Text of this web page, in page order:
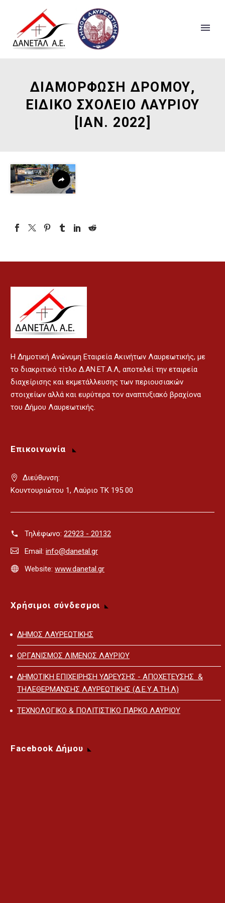
ΔΙΑΜΟΡΦΩΣΗ ΔΡΟΜΟΥ,
ΕΙΔΙΚΟ ΣΧΟΛΕΙΟ ΛΑΥΡΙΟΥ
[ΙΑΝ. 2022]
H Δημοτική Ανώνυμη Εταιρεία Ακινήτων Λαυρεωτικής, με
το διακριτικό τίτλο Δ.ΑΝ.ΕΤ.Α.Λ, αποτελεί την εταιρεία
διαχείρισης και εκμετάλλευσης των περιουσιακών
στοιχείων αλλά και ευρύτερα τον αναπτυξιακό βραχίονα
του Δήμου Λαυρεωτικής.
Επικοινωνία
Διεύθυνση:
Κουντουριώτου 1, Λαύριο ΤΚ 195 00
Τηλέφωνο: 22923 - 20132
Email: info@danetal.gr
Website: www.danetal.gr
Χρήσιμοι σύνδεσμοι
ΔΗΜΟΣ ΛΑΥΡΕΩΤΙΚΗΣ
ΟΡΓΑΝΙΣΜΟΣ ΛΙΜΕΝΟΣ ΛΑΥΡΙΟΥ
ΔΗΜΟΤΙΚΗ ΕΠΙΧΕΙΡΗΣΗ ΥΔΡΕΥΣΗΣ - ΑΠΟΧΕΤΕΥΣΗΣ &
ΤΗΛΕΘΕΡΜΑΝΣΗΣ ΛΑΥΡΕΩΤΙΚΗΣ (Δ.Ε.Υ.Α.ΤΗ.Λ)
ΤΕΧΝΟΛΟΓΙΚΟ & ΠΟΛΙΤΙΣΤΙΚΟ ΠΑΡΚΟ ΛΑΥΡΙΟΥ
Facebook Δήμου